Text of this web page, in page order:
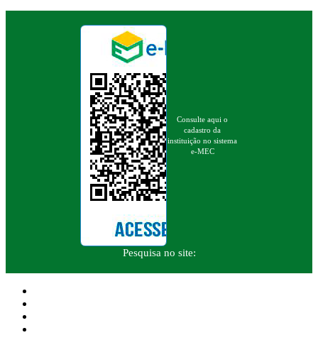
Consulte aqui o
cadastro da
instituição no sistema
e-MEC
Pesquisa no site: